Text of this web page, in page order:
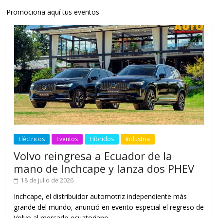
Promociona aquí tus eventos
Eléctricos Eventos Híbridos Industria
Volvo reingresa a Ecuador de la
mano de Inchcape y lanza dos PHEV
18 de julio de 2026
Inchcape, el distribuidor automotriz independiente más
grande del mundo, anunció en evento especial el regreso de